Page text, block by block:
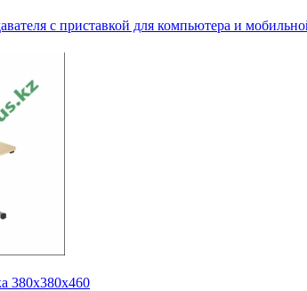
с приставкой для компьютера и
380х380х460